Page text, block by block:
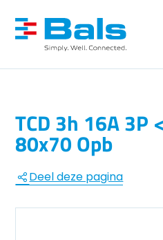
TCD 3h 16A 3P
80x70 Opb
Deel deze pagina